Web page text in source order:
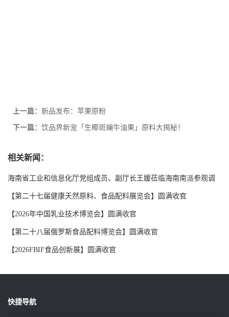
上一篇： 新品发布：苹果原粉
下一篇： 饮品界新宠「生椰斑斓牛油果」原料大揭秘！
相关新闻：
海南省工业和信息化厅党组成员、副厅长王媛莅临海南南派参观调
研
【第二十七届健康天然原料、食品配料展览会】圆满收官
【2026年中国乳业技术博览会】圆满收官
【第二十八届俄罗斯食品配料博览会】圆满收官
【2026FBIF食品创新展】圆满收官
快捷导航